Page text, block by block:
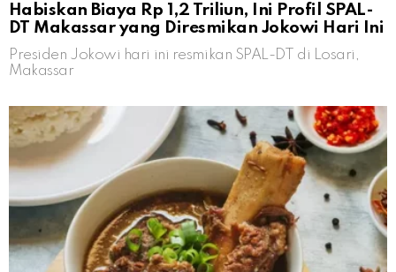
Habiskan Biaya Rp 1,2 Triliun, Ini Profil SPAL-
DT Makassar yang Diresmikan Jokowi Hari Ini
Presiden Jokowi hari ini resmikan SPAL-DT di Losari,
Makassar